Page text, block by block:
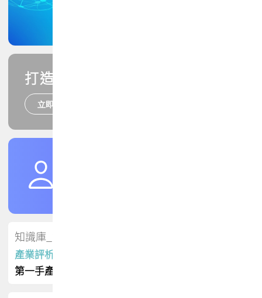
打造您的PCB專業技能
立即報名
知識庫_會員專屬
產業評析報告
第一手產業資訊